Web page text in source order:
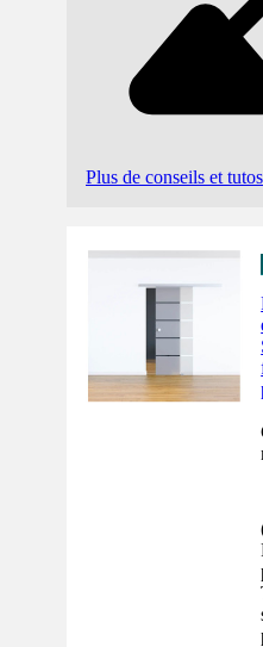
Plus de conseils et tutos